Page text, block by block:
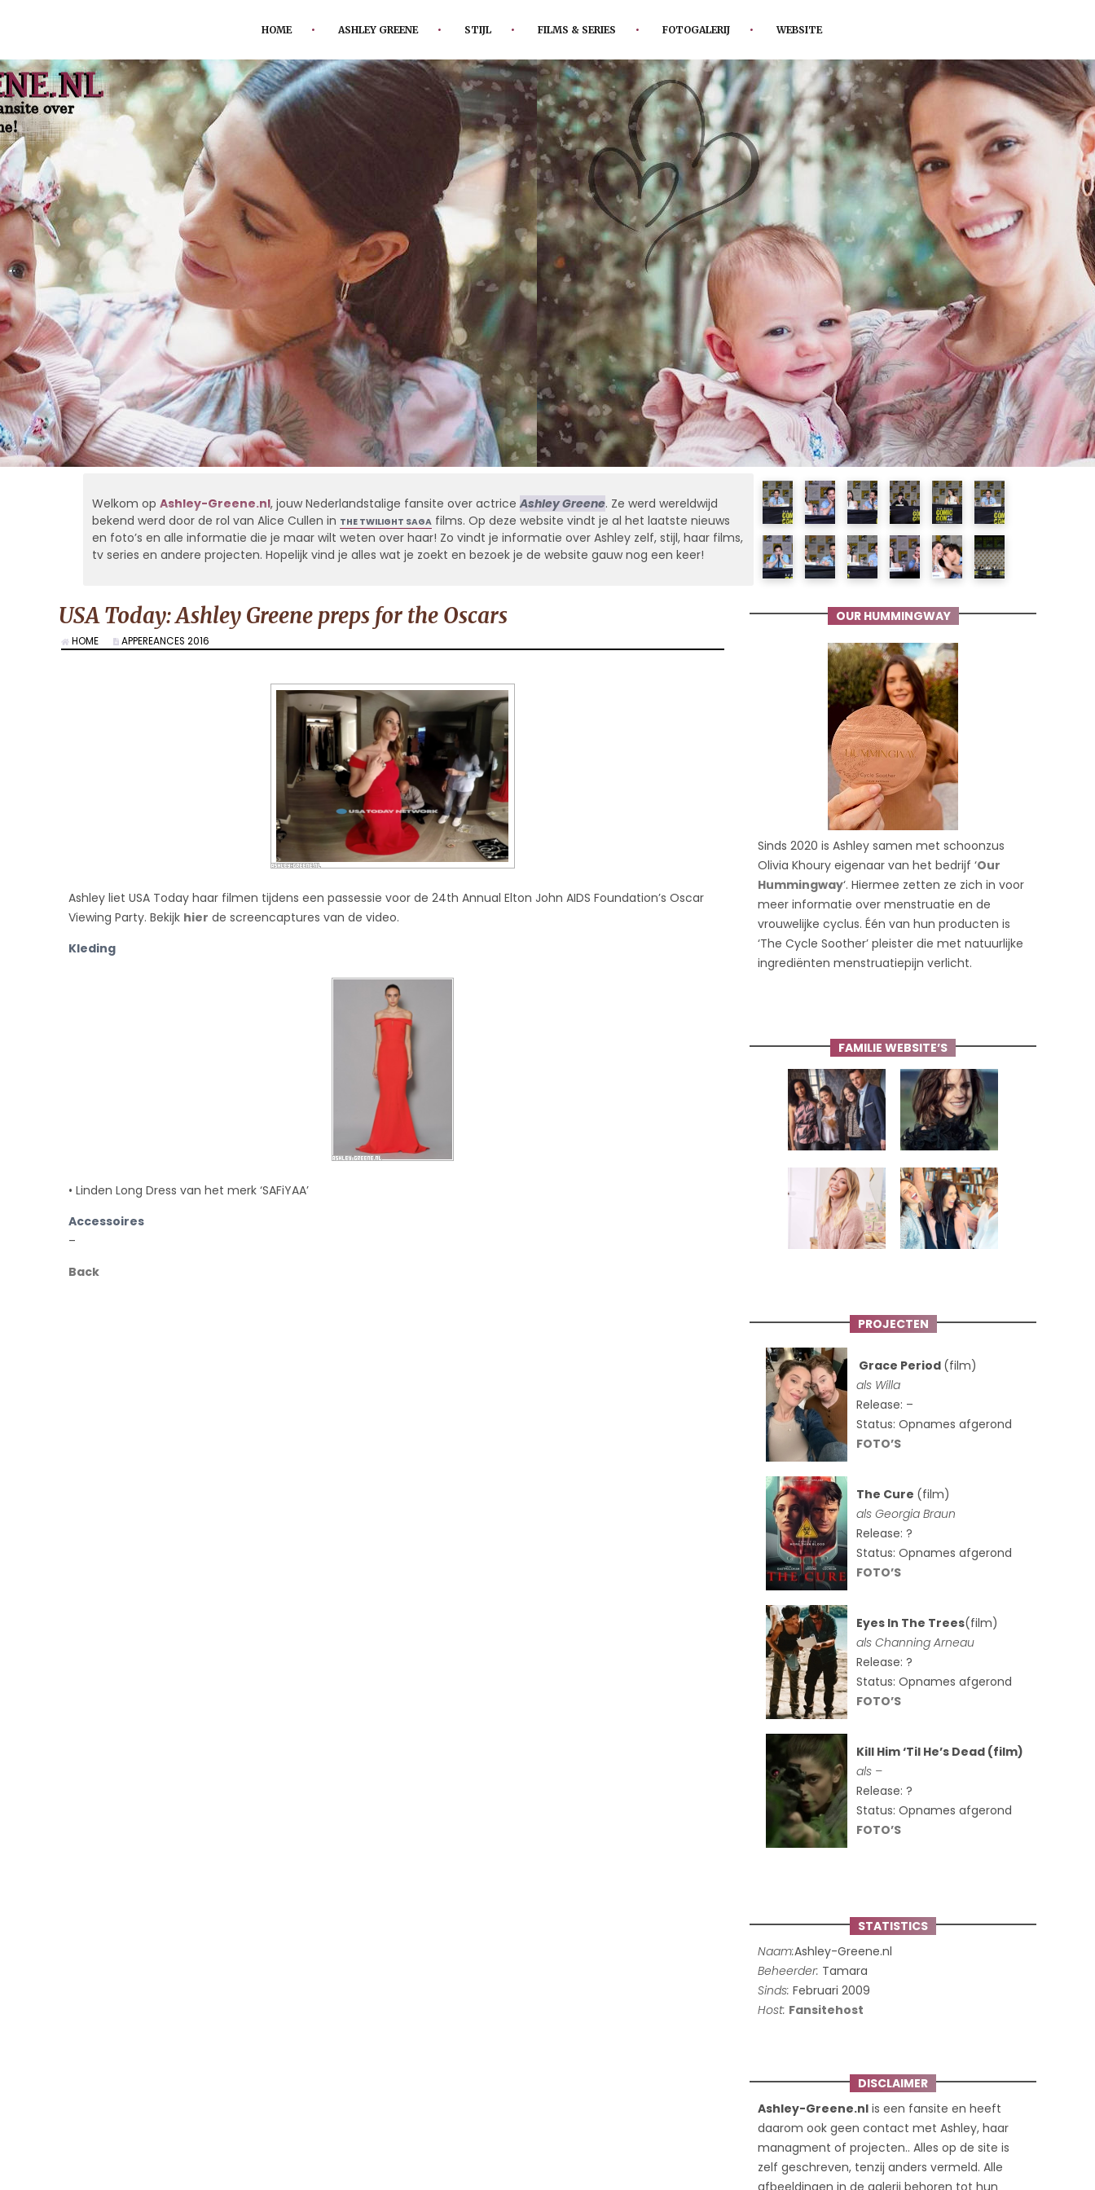
HOME ASHLEY GREENE STIJL FILMS & SERIES FOTOGALERIJ WEBSITE
Welkom op Ashley-Greene.nl, jouw Nederlandstalige fansite over actriceAshley Greene. Ze werd wereldwijd
bekend werd door de rol van Alice Cullen in THE TWILIGHT SAGAfilms. Op deze website vindt je al het laatste nieuws
en foto’s en alle informatie die je maar wilt weten over haar! Zo vindt je informatie over Ashley zelf, stijl, haar films,
tv series en andere projecten. Hopelijk vind je alles wat je zoekt en bezoek je de website gauw nog een keer!
OUR HUMMINGWAY
Sinds 2020 is Ashley samen met schoonzus
Olivia Khoury eigenaar van het bedrijf ‘Our
Hummingway‘. Hiermee zetten ze zich in voor
meer informatie over menstruatie en de
vrouwelijke cyclus. Één van hun producten is
‘The Cycle Soother’ pleister die met natuurlijke
ingrediënten menstruatiepijn verlicht.
FAMILIE WEBSITE’S
PROJECTEN
Grace Period (film)
als Willa
Release: –
Status: Opnames afgerond
FOTO’S
The Cure (film)
alsGeorgia Braun
Release: ?
Status: Opnames afgerond
FOTO’S
Eyes In The Trees(film)
als Channing Arneau
Release: ?
Status: Opnames afgerond
FOTO’S
Kill Him ‘Til He’s Dead (film)
als –
Release: ?
Status: Opnames afgerond
FOTO’S
STATISTICS
Naam:Ashley-Greene.nl
Beheerder: Tamara
Sinds: Februari 2009
Host: Fansitehost
DISCLAIMER
Ashley-Greene.nl is een fansite en heeft
daarom ook geen contact met Ashley, haar
managment of projecten.. Alles op de site is
zelf geschreven, tenzij anders vermeld. Alle
afbeeldingen in de galerij behoren tot hun
USA Today: Ashley Greene preps for the Oscars
HOME APPEREANCES 2016
Ashley liet USA Today haar filmen tijdens een passessie voor de 24th Annual Elton John AIDS Foundation’s Oscar
Viewing Party. Bekijk hier de screencaptures van de video.
Kleding
• Linden Long Dress van het merk ‘SAFiYAA’
Accessoires
–
Back